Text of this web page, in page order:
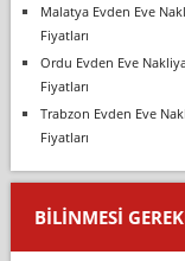
Malatya Evden Eve
Fiyatları
Ordu Evden Eve
Fiyatları
Trabzon Evden Eve
Fiyatları
BILINMESI